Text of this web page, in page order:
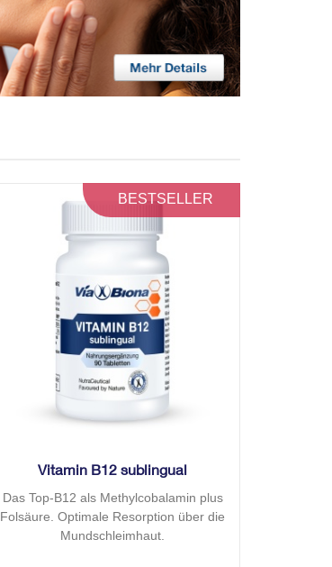
BESTSELLER
Vitamin B12 sublingual
Das Top-B12 als Methylcobalamin plus
Folsäure. Optimale Resorption über die
Mundschleimhaut.